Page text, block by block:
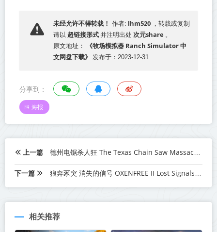
未经允许不得转载！ 作者: lhm520 ，转载或复制
请以 超链接形式 并注明出处 次元share 。
原文地址：
《牧场模拟器 Ranch Simulator 中
文网盘下载》
发布于：2023-12-31
分享到：
海报
上一篇 德州电锯杀人狂 The Texas Chain Saw Massacre v1.0.17 中文网盘下载
下一篇 狼奔豕突 消失的信号 OXENFREE II Lost Signals V.1.4.8 中文网盘下载
相关推荐